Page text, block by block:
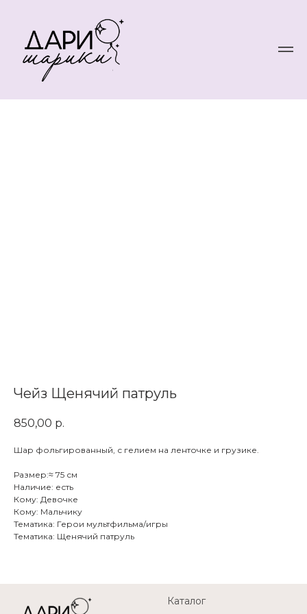
Чейз Щенячий патруль
850,00 р.
Шар фольгированный, с гелием на ленточке и грузике.
Размер:≈ 75 см
Наличие: есть
Кому: Девочке
Кому: Мальчику
Тематика: Герои мультфильма/игры
Тематика: Щенячий патруль
Каталог